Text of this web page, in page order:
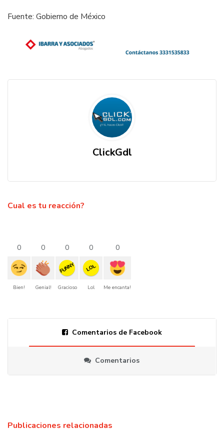
Fuente: Gobierno de México
ClickGdl
Cual es tu reacción?
0
Bien!
0
Genial!
0
FUNNY
Gracioso
0
LOL
Lol
0
Me encanta!
Comentarios de Facebook
Comentarios
Publicaciones relacionadas